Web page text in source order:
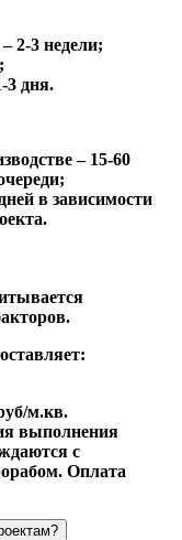
2-3 недели;
3 дня.
– 15-60
в зависимости
м.кв.
выполнения
с
Оплата